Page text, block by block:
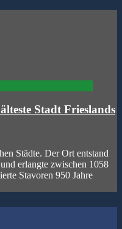
Stadt Frieslands
Städte. Der Ort entstand
erlangte zwischen 1058
Stavoren 950 Jahre